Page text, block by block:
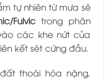
tự nhiên từ mưa sẽ
Fulvictrong phân
các khe nứt của
kết sét cứng đầu.
thoái hóa nặng,